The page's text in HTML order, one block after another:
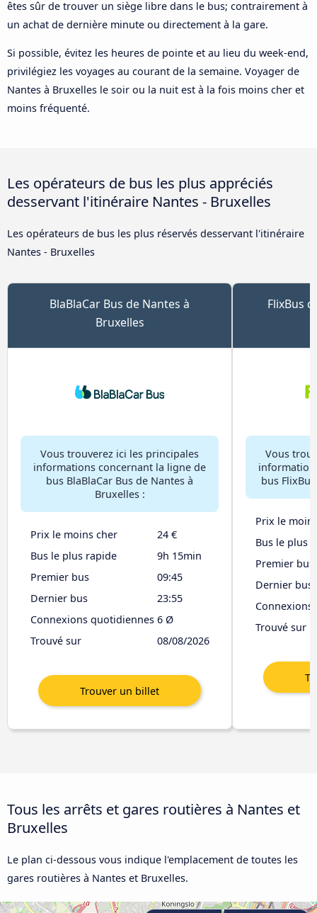
êtes sûr de trouver un siège libre dans le bus; contrairement à
un achat de dernière minute ou directement à la gare.
Si possible, évitez les heures de pointe et au lieu du week-end,
privilégiez les voyages au courant de la semaine. Voyager de
Nantes à Bruxelles le soir ou la nuit est à la fois moins cher et
moins fréquenté.
Les opérateurs de bus les plus appréciés
desservant l'itinéraire Nantes - Bruxelles
Les opérateurs de bus les plus réservés desservant l'itinéraire
Nantes - Bruxelles
BlaBlaCar Bus de Nantes à
Bruxelles
Vous trouverez ici les principales
informations concernant la ligne de
bus BlaBlaCar Bus de Nantes à
Bruxelles :
Prix le moins cher
24 €
Bus le plus rapide
9h 15min
Premier bus
09:45
Dernier bus
23:55
Connexions quotidiennes 6 Ø
Trouvé sur
08/08/2026
FlixBus
Vous
bus
Prix le
Bus le plus
Premier bus
Dernier bus
Trouvé sur
Tous les arrêts et gares routières à Nantes et
Bruxelles
Le plan ci-dessous vous indique l'emplacement de toutes les
gares routières à Nantes et Bruxelles.